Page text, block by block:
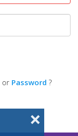
❌
or Password ?